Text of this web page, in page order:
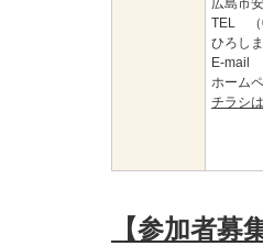
広島市
TEL （
ひろし
E-mail
ホーム
チラシ
【参加者募